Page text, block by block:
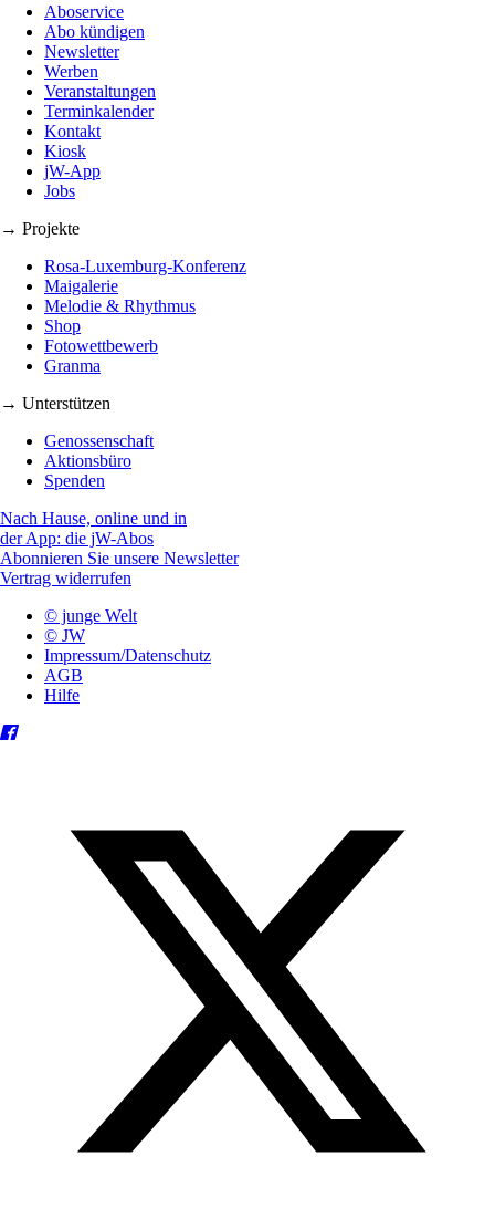
Aboservice
Abo kündigen
Newsletter
Werben
Veranstaltungen
Terminkalender
Kontakt
Kiosk
jW-App
Jobs
→ Projekte
Rosa-Luxemburg-Konferenz
Maigalerie
Melodie & Rhythmus
Shop
Fotowettbewerb
Granma
→ Unterstützen
Genossenschaft
Aktionsbüro
Spenden
Nach Hause, online und in
der App: die jW-Abos
Abonnieren Sie unsere Newsletter
Vertrag widerrufen
© junge Welt
© JW
Impressum/Datenschutz
AGB
Hilfe